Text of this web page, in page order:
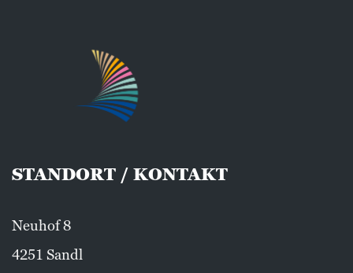
STANDORT / KONTAKT
Neuhof 8
4251 Sandl